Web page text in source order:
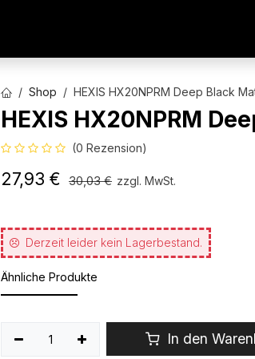
Shop HEXIS HX20NPRM Deep Black
HEXIS HX20NPRM
(0 Rezension)
27,93 € 30,03€ zzgl. MwSt.
Derzeit leider kein Lagerbestand.
Ähnliche Produkte
In den